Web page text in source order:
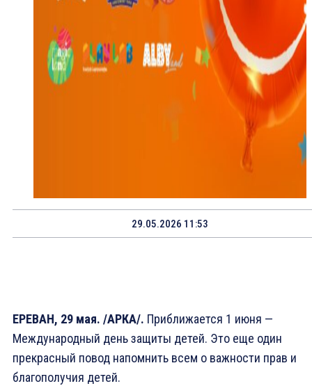
29.05.2026 11:53
ЕРЕВАН, 29 мая. /АРКА/. Приближается 1 июня —
Международный день защиты детей. Это еще один
прекрасный повод напомнить всем о важности прав и
благополучия детей.